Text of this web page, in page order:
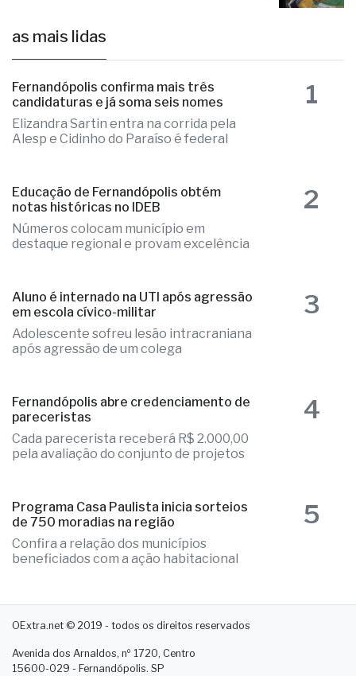
as mais lidas
Fernandópolis confirma mais três
candidaturas e já soma seis nomes
Elizandra Sartin entra na corrida pela
Alesp e Cidinho do Paraíso é federal
1
Educação de Fernandópolis obtém
notas históricas no IDEB
Números colocam município em
destaque regional e provam excelência
2
Aluno é internado na UTI após agressão
em escola cívico-militar
Adolescente sofreu lesão intracraniana
após agressão de um colega
3
Fernandópolis abre credenciamento de
pareceristas
Cada parecerista receberá R$ 2.000,00
pela avaliação do conjunto de projetos
4
Programa Casa Paulista inicia sorteios
de 750 moradias na região
Confira a relação dos municípios
beneficiados com a ação habitacional
5
OExtra.net © 2019 - todos os direitos reservados
Avenida dos Arnaldos, nº 1720, Centro
15600-029 - Fernandópolis. SP